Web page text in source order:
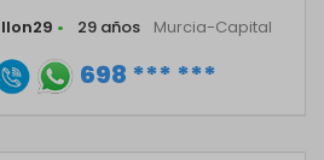
• 29 años Murcia-Capital
698 *** ***